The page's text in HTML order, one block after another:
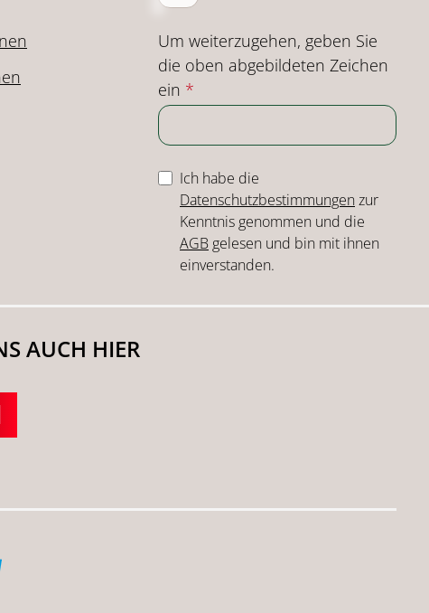
Um weiterzugehen, geben Sie
die oben abgebildeten Zeichen
ein *
Ich habe die
Datenschutzbestimmungenzur
Kenntnis genommen und die
AGB gelesen und bin mit ihnen
einverstanden.
AUCH HIER